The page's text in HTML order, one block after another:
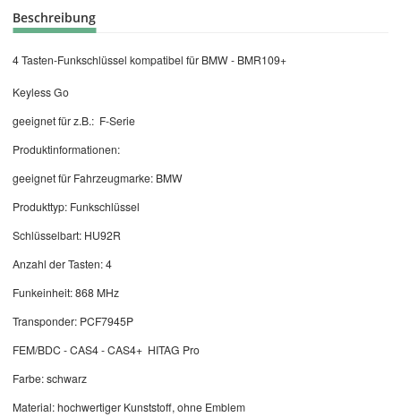
Beschreibung
4 Tasten-Funkschlüssel kompatibel für BMW - BMR109+
Keyless Go
geeignet für z.B.: F-Serie
Produktinformationen:
geeignet für Fahrzeugmarke: BMW
Produkttyp: Funkschlüssel
Schlüsselbart: HU92R
Anzahl der Tasten: 4
Funkeinheit: 868 MHz
Transponder: PCF7945P
FEM/BDC - CAS4 - CAS4+ HITAG Pro
Farbe: schwarz
Material: hochwertiger Kunststoff, ohne Emblem